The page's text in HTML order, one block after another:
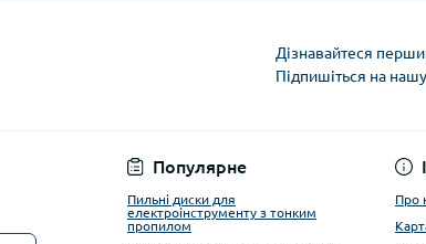
Дізнавайтеся
Підпишіться на
Популярне
Пильні диски для
електроінструменту з тонким
пропилом
Про